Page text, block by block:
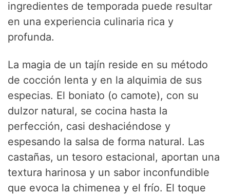
ingredientes de temporada puede resultar
en una experiencia culinaria rica y
profunda.
La magia de un tajín reside en su método
de cocción lenta y en la alquimia de sus
especias. El boniato (o camote), con su
dulzor natural, se cocina hasta la
perfección, casi deshaciéndose y
espesando la salsa de forma natural. Las
castañas, un tesoro estacional, aportan una
textura harinosa y un sabor inconfundible
que evoca la chimenea y el frío. El toque